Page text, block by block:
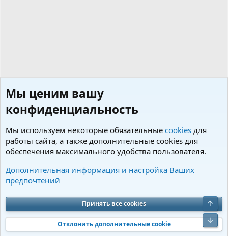
Анонсы и результаты выставок
Cookies Charm by DCom
Обратная связь
Условия и правила
Политика конфиденциальности
Помощь
S
S
Community platform by XenForo® © 2010-2026 XenForo Ltd. Перевод от
Jumuro®|Media embeds via s9e/MediaSites
Мы ценим вашу
конфиденциальность
Мы используем некоторые обязательные cookies для
работы сайта, а также дополнительные cookies для
обеспечения максимального удобства пользователя.
Дополнительная информация и настройка Ваших
предпочтений
Принять все cookies
Отклонить дополнительные cookie
Верх
Низ